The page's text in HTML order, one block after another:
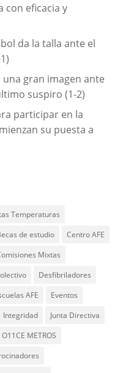
con eficacia y
da la talla ante el
una gran imagen ante
suspiro (1-2)
participar en la
su puesta a
Temperaturas
de estudio
Centro AFE
Mixtas
Desfibriladores
AFE
Eventos
Integridad
Junta Directiva
O11CE METROS